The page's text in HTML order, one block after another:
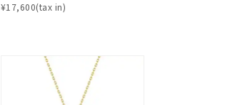
¥17,600(tax in)